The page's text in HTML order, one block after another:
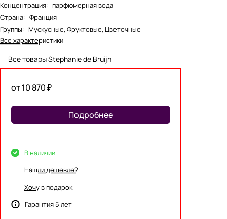
Концентрация: парфюмерная вода
Страна: Франция
Группы: Мускусные, Фруктовые, Цветочные
Все характеристики
Все товары Stephanie de Bruijn
от 10 870 ₽
Подробнее
В наличии
Нашли дешевле?
Хочу в подарок
Гарантия 5 лет